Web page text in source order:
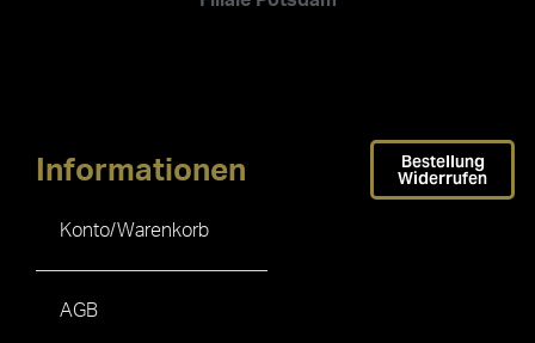
Informationen
Konto/Warenkorb
AGB
Bestellung
Widerrufen